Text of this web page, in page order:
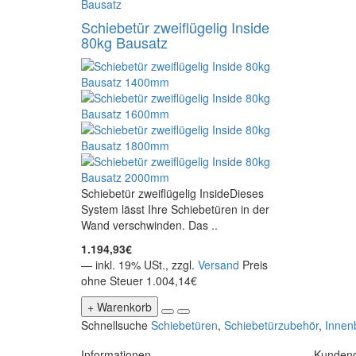
Schiebetür zweiflügelig Inside
80kg Bausatz
Schiebetür zweiflügelig InsideDieses
System lässt Ihre Schiebetüren in der
Wand verschwinden. Das ..
1.194,93€
— inkl. 19% USt., zzgl. Versand Preis
ohne Steuer 1.004,14€
+ Warenkorb
Schnellsuche Schiebetüren, Schiebetürzubehör,